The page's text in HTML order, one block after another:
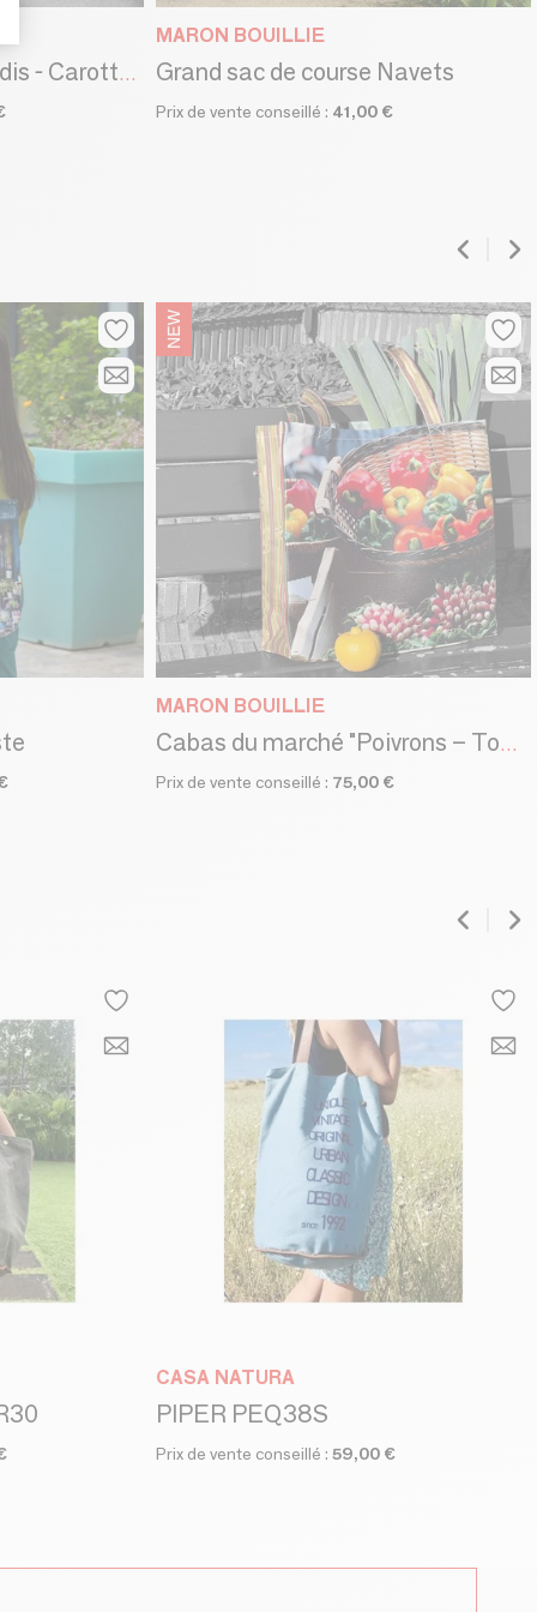
Cabas du marché "Radis - Carottes"
MARON BOUILLIE
Grand sac de course Navets
Prix de vente conseillé : 41,00 €
MARON BOUILLIE
Cabas du marché "Poivrons – Tomates"
Prix de vente conseillé : 75,00 €
CASA NATURA
PIPER PEQ38S
Prix de vente conseillé : 59,00 €